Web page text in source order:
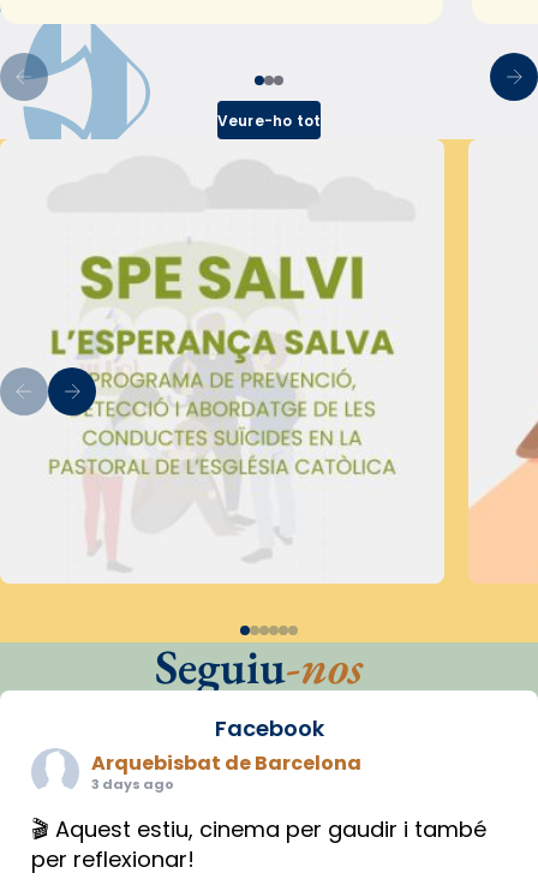
Veure-ho tot
Seguiu-nos
Facebook
Arquebisbat de Barcelona
3 days ago
🎬 Aquest estiu, cinema per gaudir i també
per reflexionar!